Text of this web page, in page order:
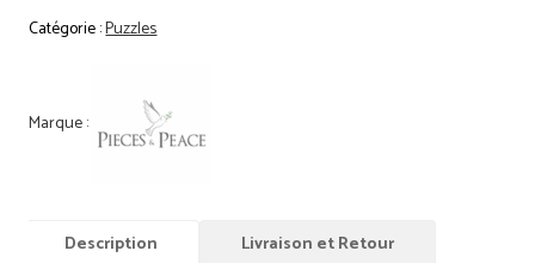
Pièces
Noël
Catégorie :Puzzles
Description Livraison et Retour